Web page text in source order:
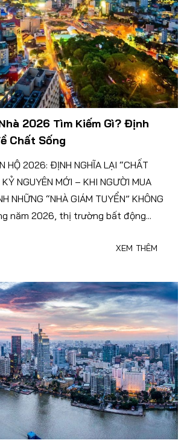
2026 Tìm Kiếm Gì? Định
Chất Sống
HỘ 2026: ĐỊNH NGHĨA LẠI “CHẤT
KỶ NGUYÊN MỚI – KHI NGƯỜI MUA
NHỮNG “NHÀ GIÁM TUYỂN” KHÔNG
năm 2026, thị trường bất động...
XEM THÊM